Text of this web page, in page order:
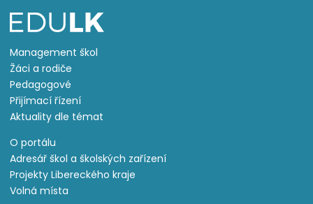
Management škol
Žáci a rodiče
Pedagogové
Přijímací řízení
Aktuality dle témat
O portálu
Adresář škol a školských zařízení
Projekty Libereckého kraje
Volná místa